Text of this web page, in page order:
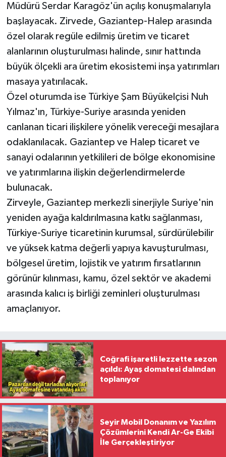
Müdürü Serdar Karagöz'ün açılış konuşmalarıyla
başlayacak. Zirvede, Gaziantep-Halep arasında
özel olarak regüle edilmiş üretim ve ticaret
alanlarının oluşturulması halinde, sınır hattında
büyük ölçekli ara üretim ekosistemi inşa yatırımları
masaya yatırılacak.
Özel oturumda ise Türkiye Şam Büyükelçisi Nuh
Yılmaz'ın, Türkiye-Suriye arasında yeniden
canlanan ticari ilişkilere yönelik vereceği mesajlara
odaklanılacak. Gaziantep ve Halep ticaret ve
sanayi odalarının yetkilileri de bölge ekonomisine
ve yatırımlarına ilişkin değerlendirmelerde
bulunacak.
Zirveyle, Gaziantep merkezli sinerjiyle Suriye'nin
yeniden ayağa kaldırılmasına katkı sağlanması,
Türkiye-Suriye ticaretinin kurumsal, sürdürülebilir
ve yüksek katma değerli yapıya kavuşturulması,
bölgesel üretim, lojistik ve yatırım fırsatlarının
görünür kılınması, kamu, özel sektör ve akademi
arasında kalıcı iş birliği zeminleri oluşturulması
amaçlanıyor.
Coğrafi işaretli lezzette sezon
açıldı: Ayaş domatesi dalından
toplanıyor
Seyir Mobil Donanım ve Yazılım
Çözümlerini Kendi Ar-Ge Ekibi
İle Gerçekleştiriyor